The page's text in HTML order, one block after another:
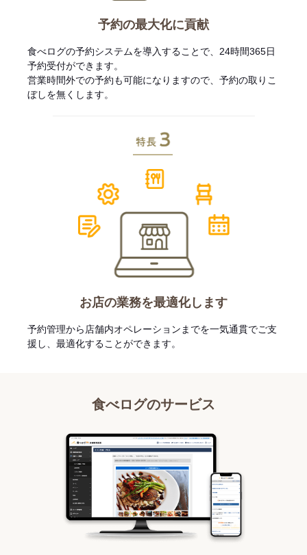
予約の最大化に貢献
食べログの予約システムを導入することで、24時間365日
予約受付ができます。
営業時間外での予約も可能になりますので、予約の取りこ
ぼしを無くします。
お店の業務を最適化します
予約管理から店舗内オペレーションまでを一気通貫でご支
援し、最適化することができます。
食べログのサービス